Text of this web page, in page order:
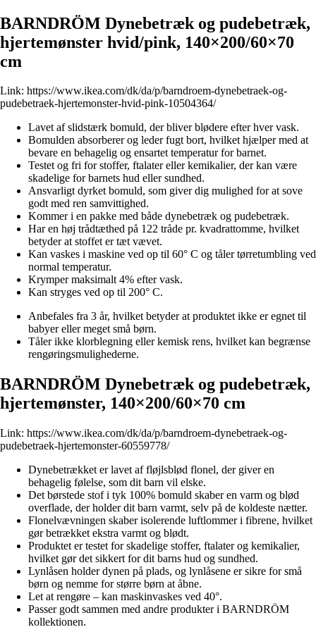
BARNDRÖM Dynebetræk og pudebetræk,
hjertemønster hvid/pink, 140×200/60×70
cm
Link: https://www.ikea.com/dk/da/p/barndroem-dynebetraek-og-
pudebetraek-hjertemonster-hvid-pink-10504364/
Lavet af slidstærk bomuld, der bliver blødere efter hver vask.
Bomulden absorberer og leder fugt bort, hvilket hjælper med at
bevare en behagelig og ensartet temperatur for barnet.
Testet og fri for stoffer, ftalater eller kemikalier, der kan være
skadelige for barnets hud eller sundhed.
Ansvarligt dyrket bomuld, som giver dig mulighed for at sove
godt med ren samvittighed.
Kommer i en pakke med både dynebetræk og pudebetræk.
Har en høj trådtæthed på 122 tråde pr. kvadrattomme, hvilket
betyder at stoffet er tæt vævet.
Kan vaskes i maskine ved op til 60° C og tåler tørretumbling ved
normal temperatur.
Krymper maksimalt 4% efter vask.
Kan stryges ved op til 200° C.
Anbefales fra 3 år, hvilket betyder at produktet ikke er egnet til
babyer eller meget små børn.
Tåler ikke klorblegning eller kemisk rens, hvilket kan begrænse
rengøringsmulighederne.
BARNDRÖM Dynebetræk og pudebetræk,
hjertemønster, 140×200/60×70 cm
Link: https://www.ikea.com/dk/da/p/barndroem-dynebetraek-og-
pudebetraek-hjertemonster-60559778/
Dynebetrækket er lavet af fløjlsblød flonel, der giver en
behagelig følelse, som dit barn vil elske.
Det børstede stof i tyk 100% bomuld skaber en varm og blød
overflade, der holder dit barn varmt, selv på de koldeste nætter.
Flonelvævningen skaber isolerende luftlommer i fibrene, hvilket
gør betrækket ekstra varmt og blødt.
Produktet er testet for skadelige stoffer, ftalater og kemikalier,
hvilket gør det sikkert for dit barns hud og sundhed.
Lynlåsen holder dynen på plads, og lynlåsene er sikre for små
børn og nemme for større børn at åbne.
Let at rengøre – kan maskinvaskes ved 40°.
Passer godt sammen med andre produkter i BARNDRÖM
kollektionen.